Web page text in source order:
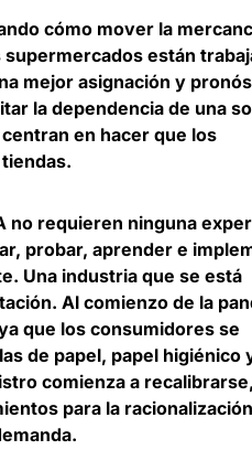
cómo mover la
están
mejor asignación y
la dependencia de una
en hacer que los
no requieren ninguna
probar, aprender e
. Una industria que se está
Al comienzo de la
que los consumidores se
de papel, papel higiénico
comienza a
para la